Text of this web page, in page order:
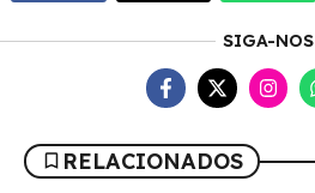
SIGA-NOS
RELACIONADOS